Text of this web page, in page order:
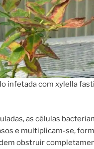
infetada com xylella
as células
e multiplicam-se,
obstruir